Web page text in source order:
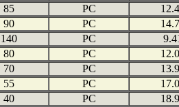
85 PC
90 PC
140 PC
80 PC
70 PC
55 PC
40 PC